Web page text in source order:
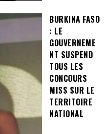
BURKINA FASO
: LE
GOUVERNEME
NT SUSPEND
TOUS LES
CONCOURS
MISS SUR LE
TERRITOIRE
NATIONAL